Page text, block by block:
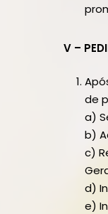
V –
de
a)
b)
c)
d)
e)